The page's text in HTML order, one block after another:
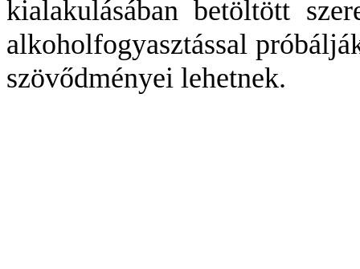
kialakulásában betöltött
alkoholfogyasztással
szövődményei lehetnek.